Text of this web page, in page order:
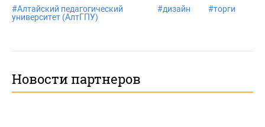
#Алтайский педагогический
университет (АлтГПУ)
#дизайн #торги
Новости партнеров